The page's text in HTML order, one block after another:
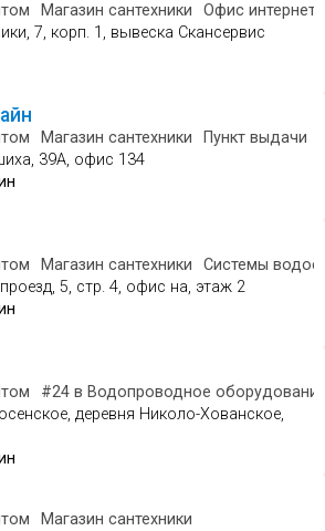
Магазин сантехники
Офис интернет-
7, корп. 1, вывеска Скансервис
Магазин сантехники Пункт выдачи
39А, офис 134
Магазин сантехники
Системы
5, стр. 4, офис на, этаж 2
#24 в Водопроводное
деревня Николо-Хованское,
Магазин сантехники